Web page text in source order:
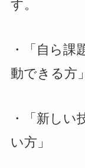
す。
・「自ら課
動できる方」
・「新しい
い方」